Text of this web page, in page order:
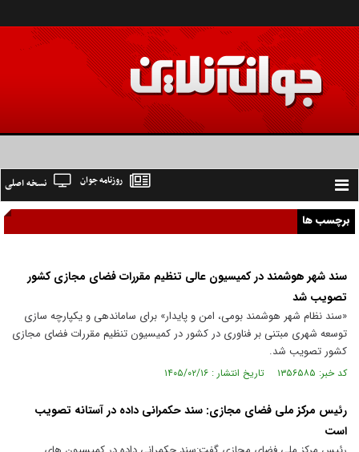
Toggle
navigation
نسخه اصلی روزنامه جوان
برچسب ها
سند شهر هوشمند در کمیسیون عالی تنظیم مقررات فضای مجازی کشور
تصویب شد
«سند نظام شهر هوشمند بومی، امن و پایدار» برای ساماندهی و یکپارچه سازی
توسعه شهری مبتنی بر فناوری در کشور در کمیسیون تنظیم مقررات فضای مجازی
کشور تصویب شد.
کد خبر: ۱۳۵۶۵۸۵ تاریخ انتشار : ۱۴۰۵/۰۲/۱۶
رئیس مرکز ملی فضای مجازی: سند حکمرانی داده در آستانه تصویب
است